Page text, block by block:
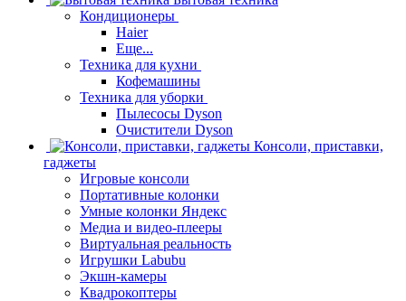
Кондиционеры
Haier
Еще...
Техника для кухни
Кофемашины
Техника для уборки
Пылесосы Dyson
Очистители Dyson
Консоли, приставки,
гаджеты
Игровые консоли
Портативные колонки
Умные колонки Яндекс
Медиа и видео-плееры
Виртуальная реальность
Игрушки Labubu
Экшн-камеры
Квадрокоптеры